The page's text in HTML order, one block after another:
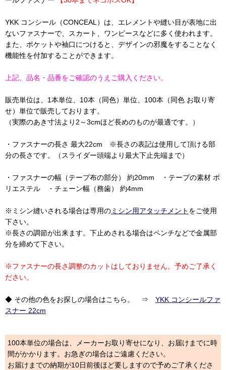
YKK コンシール（CONCEAL）は、エレメントや縫い目が表地に出
ないファスナーで、スカート、ワンピースなどに多く使われます。
また、ポケットや袖口につけると、デザインの邪魔をすることなく
機能性を付加することができます。
上記、品名・品番をご確認のうえご購入ください。
販売単位は、1本単位、10本（同色）単位、100本（同色 お取り寄
せ）単位で販売しております。
（実際のあき寸法より2～3cmほど長めのものが最適です。）
・ファスナーの長さ 最大22cm ※長さの表記は使用して頂ける部
分の長さです。（スライダー頭端より最大下止先端まで）
・ファスナーの幅（テープ布の部分） 約20mm ・テープの素材 ポ
リエステル ・チェーン幅（務歯） 約4mm
※ミシン縫いされる場合は専用のミシン用アタッチメント をご使用
下さい。
※長さの調節が出来ます。下止めされる場合はペンチなどで金属部
分を締めて下さい。
※ファスナーの長さ調整のカットはしておりません。予めご了承く
ださい。
◆ その他の色をお探しの場合はこちら。 ⇒ YKK コンシールファ
スナー 22cm
100本単位の場合は、メーカーお取り寄せになり、お届けまでに時
間がかかります。お急ぎの場合はご遠慮ください。
お届けまでの納期が10日前後ほど要しますので予めご了承くださ